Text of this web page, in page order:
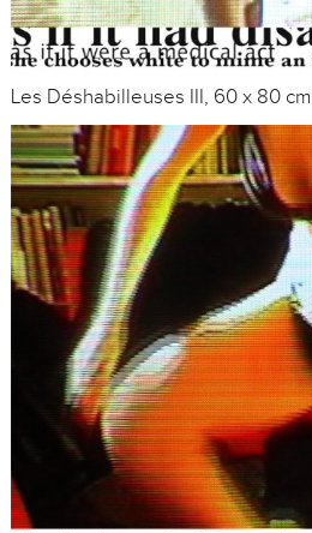
Les Déshabilleuses III, 60 x 80 cm